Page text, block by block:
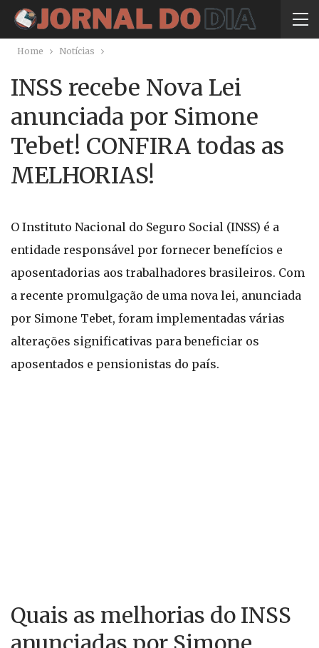
Home Notícias
INSS recebe Nova Lei
anunciada por Simone
Tebet! CONFIRA todas as
MELHORIAS!
O Instituto Nacional do Seguro Social (INSS) é a
entidade responsável por fornecer benefícios e
aposentadorias aos trabalhadores brasileiros. Com
a recente promulgação de uma nova lei, anunciada
por Simone Tebet, foram implementadas várias
alterações significativas para beneficiar os
aposentados e pensionistas do país.
Quais as melhorias do INSS